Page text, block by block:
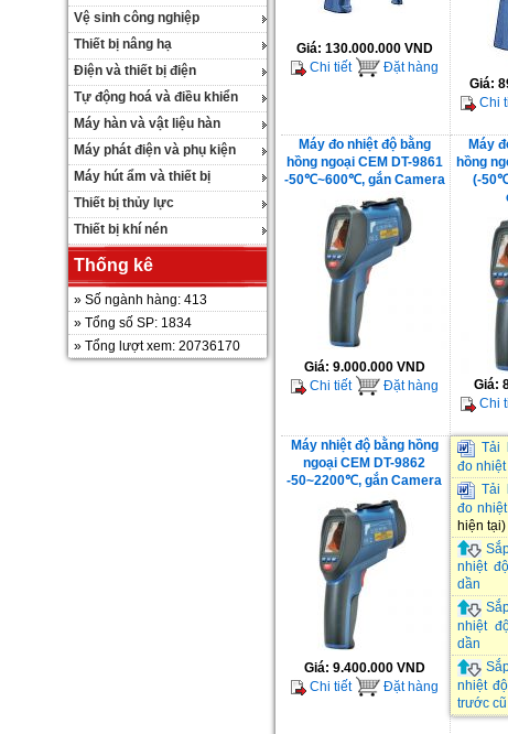
Vệ sinh công nghiệp
Thiết bị nâng hạ
Điện và thiết bị điện
Tự động hoá và điều khiển
Máy hàn và vật liệu hàn
Máy phát điện và phụ kiện
Máy hút ẩm và thiết bị
Thiết bị thủy lực
Thiết bị khí nén
Thống kê
» Số ngành hàng: 413
» Tổng số SP: 1834
» Tổng lượt xem: 20736170
Giá: 130.000.000 VND
Chi tiết
Đặt hàng
Giá:
Chi
Máy đo nhiệt độ bằng
hồng ngoại CEM DT-9861
-50℃~600℃, gắn Camera
Giá: 9.000.000 VND
Chi tiết
Đặt hàng
Máy
hồng
(-
Giá:
Chi
Máy nhiệt độ bằng hồng
ngoại CEM DT-9862
-50~2200℃, gắn Camera
Giá: 9.400.000 VND
Chi tiết
Đặt hàng
Tải
đo
Tải
đo nhiệt
hiện tại)
nhiệt
dần
nhiệt
dần
nhiệt
trước